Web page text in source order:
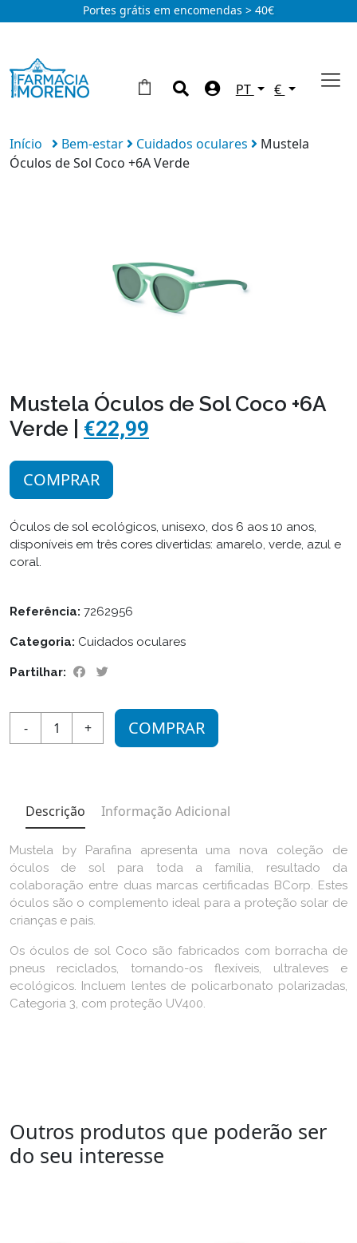
Portes grátis em encomendas > 40€
PT €
Início Bem-estar Cuidados oculares
Mustela
Óculos de Sol Coco +6A Verde
Mustela Óculos de Sol Coco +6A
Verde | €22,99
COMPRAR
Óculos de sol ecológicos, unisexo, dos 6 aos 10 anos,
disponíveis em três cores divertidas: amarelo, verde, azul e
coral.
Referência: 7262956
Categoria: Cuidados oculares
Partilhar:
- 1 + COMPRAR
Descrição Informação Adicional
Mustela by Parafina apresenta uma nova coleção de
óculos de sol para toda a família, resultado da
colaboração entre duas marcas certificadas BCorp. Estes
óculos são o complemento ideal para a proteção solar de
crianças e pais.
Os óculos de sol Coco são fabricados com borracha de
pneus reciclados, tornando-os flexíveis, ultraleves e
ecológicos. Incluem lentes de policarbonato polarizadas,
Categoria 3, com proteção UV400.
Outros produtos que poderão ser
do seu interesse